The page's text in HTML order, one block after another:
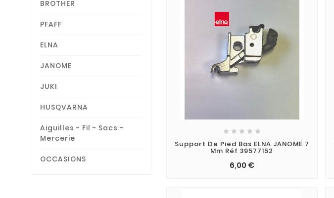
BROTHER
PFAFF
ELNA
JANOME
JUKI
HUSQVARNA
Aiguilles - Fil - Sacs -
Mercerie
OCCASIONS
    
Support De Pied Bas ELNA JANOME 7
Mm Réf 39577152
6,00 €